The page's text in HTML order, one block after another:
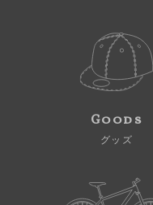
Goods
グッズ